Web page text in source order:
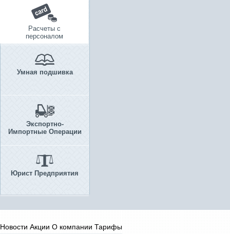
Расчеты с
персоналом
Умная подшивка
Экспортно-
Импортные Операции
Юрист Предприятия
Новости Акции О компании Тарифы